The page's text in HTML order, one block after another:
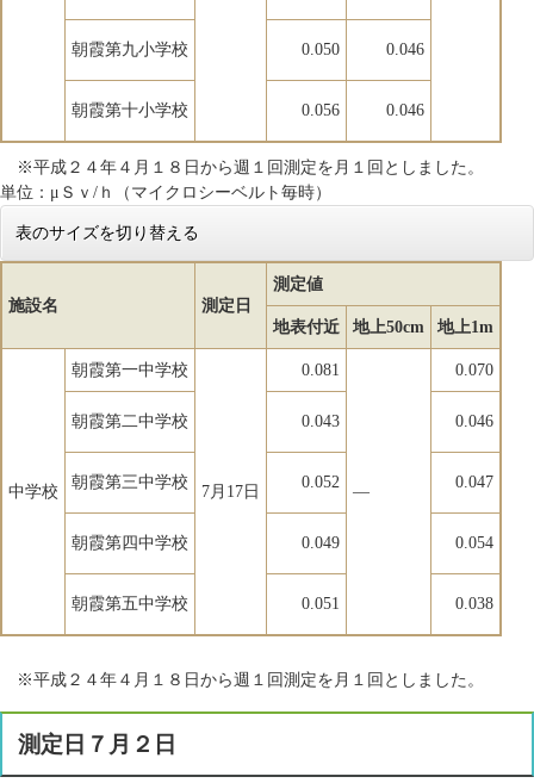
朝霞第九小学校 0.050 0.046
朝霞第十小学校 0.056 0.046
※平成２４年４月１８日から週１回測定を月１回としました。
単位：μＳｖ/ｈ（マイクロシーベルト毎時）
表のサイズを切り替える
施設名 測定日
測定値
地表付近 地上50cm 地上1m
中学校
朝霞第一中学校
7月17日
0.081
―
0.070
朝霞第二中学校 0.043 0.046
朝霞第三中学校 0.052 0.047
朝霞第四中学校 0.049 0.054
朝霞第五中学校 0.051 0.038
※平成２４年４月１８日から週１回測定を月１回としました。
測定日７月２日